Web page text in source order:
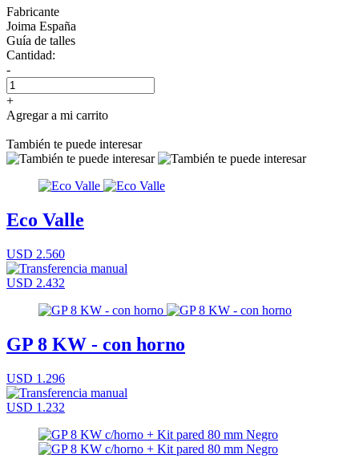
Fabricante
Joima España
Guía de talles
Cantidad:
-
+
Agregar a mi carrito
También te puede interesar
Eco Valle
USD 2.560
USD 2.432
GP 8 KW - con horno
USD 1.296
USD 1.232